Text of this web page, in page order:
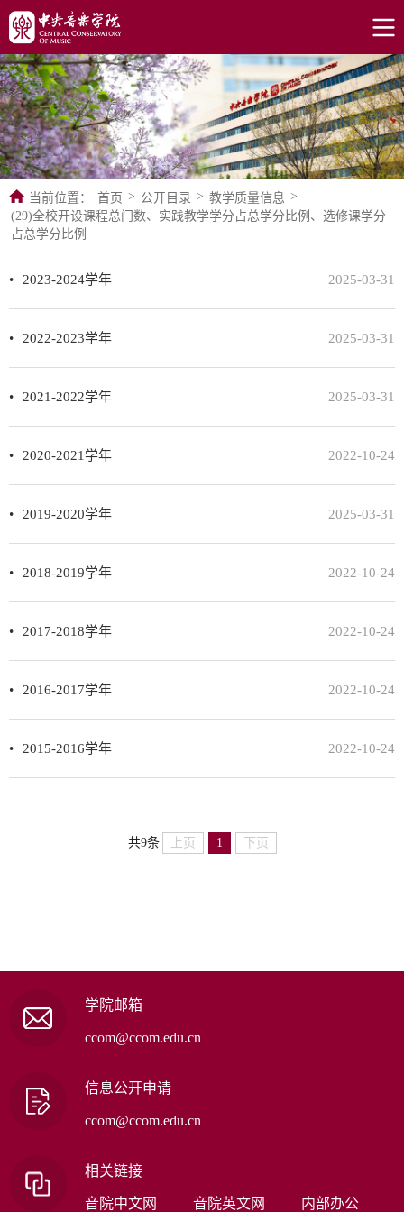
当前位置： 首页 > 公开目录 > 教学质量信息 >
(29)全校开设课程总门数、实践教学学分占总学分比例、选修课学分
占总学分比例
2025-03-31
2023-2024学年
2025-03-31
2022-2023学年
2025-03-31
2021-2022学年
2022-10-24
2020-2021学年
2025-03-31
2019-2020学年
2022-10-24
2018-2019学年
2022-10-24
2017-2018学年
2022-10-24
2016-2017学年
2022-10-24
2015-2016学年
共9条 上页 1 下页
学院邮箱
ccom@ccom.edu.cn
信息公开申请
ccom@ccom.edu.cn
相关链接
音院中文网 音院英文网 内部办公